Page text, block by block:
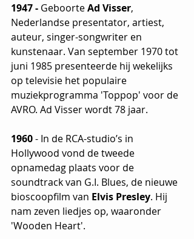
1947 - Geboorte Ad Visser,
Nederlandse presentator, artiest,
auteur, singer-songwriter en
kunstenaar. Van september 1970 tot
juni 1985 presenteerde hij wekelijks
op televisie het populaire
muziekprogramma 'Toppop' voor de
AVRO. Ad Visser wordt 78 jaar.
1960 - In de RCA-studio’s in
Hollywood vond de tweede
opnamedag plaats voor de
soundtrack van G.I. Blues, de nieuwe
bioscoopfilm van Elvis Presley. Hij
nam zeven liedjes op, waaronder
'Wooden Heart'.